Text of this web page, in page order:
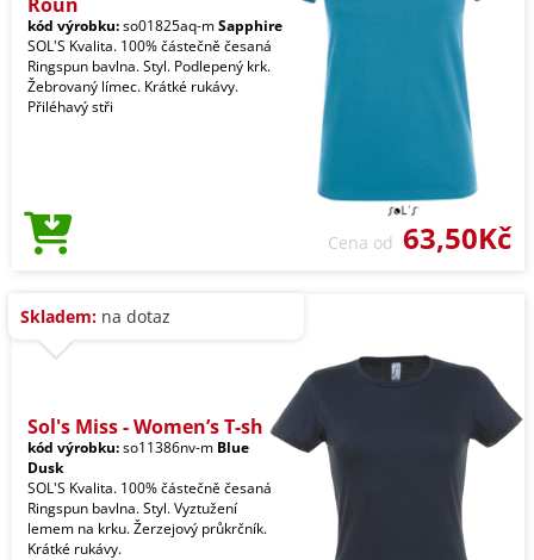
kód výrobku:so01825aq-mSapphire
SOL'S Kvalita. 100% částečně česaná
Ringspun bavlna. Styl. Podlepený krk.
Žebrovaný límec. Krátké rukávy.
Přiléhavý stři
Cena od 63,50Kč
Skladem: na dotaz
Sol's Miss - Women’s T-sh
kód výrobku:so11386nv-m Blue
Dusk
SOL'S Kvalita. 100% částečně česaná
Ringspun bavlna. Styl. Vyztužení
lemem na krku. Žerzejový průkrčník.
Krátké rukávy.